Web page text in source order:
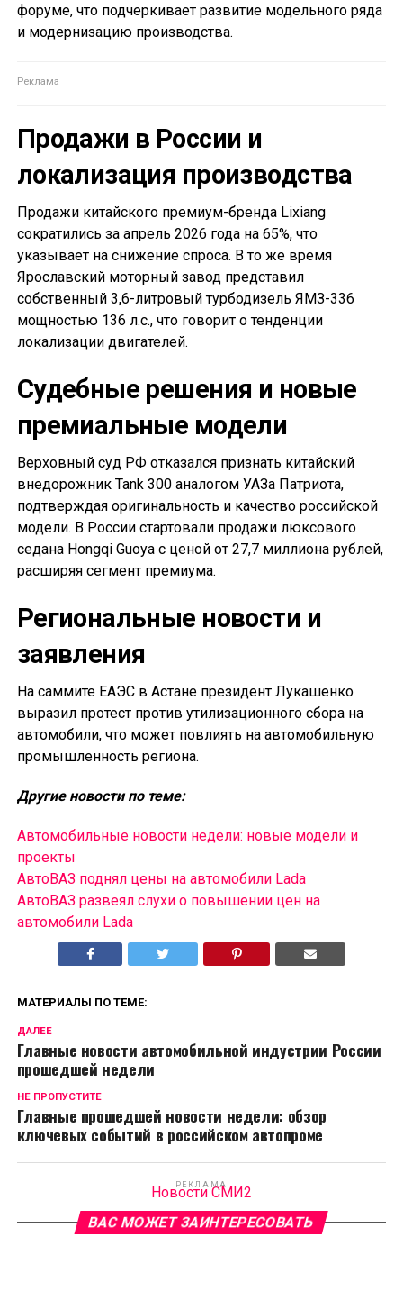
форуме, что подчеркивает развитие модельного ряда
и модернизацию производства.
Продажи в России и
локализация производства
Продажи китайского премиум-бренда Lixiang
сократились за апрель 2026 года на 65%, что
указывает на снижение спроса. В то же время
Ярославский моторный завод представил
собственный 3,6-литровый турбодизель ЯМЗ-336
мощностью 136 л.с., что говорит о тенденции
локализации двигателей.
Судебные решения и новые
премиальные модели
Верховный суд РФ отказался признать китайский
внедорожник Tank 300 аналогом УАЗа Патриота,
подтверждая оригинальность и качество российской
модели. В России стартовали продажи люксового
седана Hongqi Guoya с ценой от 27,7 миллиона рублей,
расширяя сегмент премиума.
Региональные новости и
заявления
На саммите ЕАЭС в Астане президент Лукашенко
выразил протест против утилизационного сбора на
автомобили, что может повлиять на автомобильную
промышленность региона.
Другие новости по теме:
Автомобильные новости недели: новые модели и
проекты
АвтоВАЗ поднял цены на автомобили Lada
АвтоВАЗ развеял слухи о повышении цен на
автомобили Lada
МАТЕРИАЛЫ ПО ТЕМЕ:
ДАЛЕЕ
Главные новости автомобильной индустрии России
прошедшей недели
НЕ ПРОПУСТИТЕ
Главные прошедшей новости недели: обзор
ключевых событий в российском автопроме
РЕКЛАМА
Новости СМИ2
ВАС МОЖЕТ ЗАИНТЕРЕСОВАТЬ